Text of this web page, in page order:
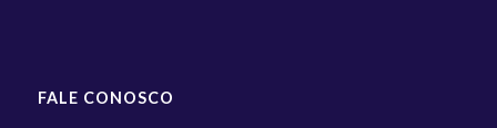
FALE CONOSCO